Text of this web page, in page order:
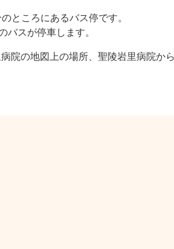
ところにあるバス停です。
スが停車します。
院の地図上の場所、聖陵岩里病院